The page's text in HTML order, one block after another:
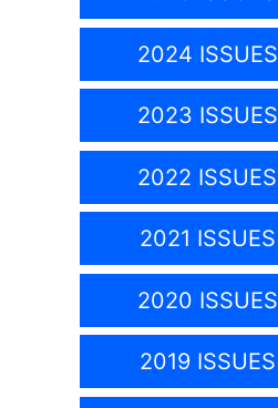
2024 ISSUES
2023 ISSUES
2022 ISSUES
2021 ISSUES
2020 ISSUES
2019 ISSUES